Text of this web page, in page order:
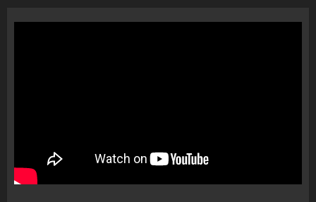
1
“bosen” Joana Nano për
abuzim me fondet publike dhe
pasuri të pajustifikuar